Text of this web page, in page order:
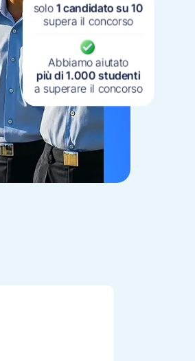
solo 1 candidato su 10
supera il concorso
Abbiamo aiutato
più di 1.000 studenti
a superare il concorso